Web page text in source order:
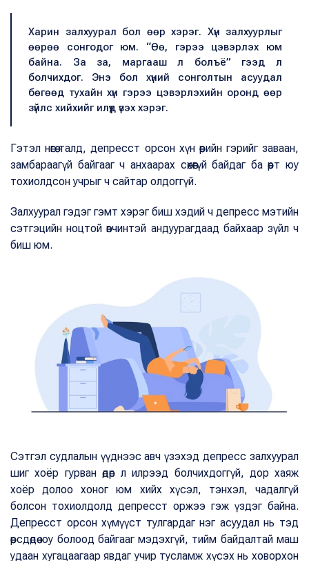
Харин залхуурал бол өөр хэрэг. Хүн залхуурлыг
өөрөө сонгодог юм. “Өө, гэрээ цэвэрлэх юм
байна. За за, маргааш л болъё” гээд л
болчихдог. Энэ бол хүний сонголтын асуудал
бөгөөд тухайн хүн гэрээ цэвэрлэхийн оронд өөр
зүйлс хийхийг илүүд үзэх хэрэг.
Гэтэл нөгөө талд, депресст орсон хүн өөрийн гэрийг заваан,
замбараагүй байгааг ч анхаарах сөхөөгүй байдаг ба өөрт юу
тохиолдсон учрыг ч сайтар олдоггүй.
Залхуурал гэдэг гэмт хэрэг биш хэдий ч депресс мэтийн
сэтгэцийн ноцтой өвчинтэй андуурагдаад байхаар зүйл ч
биш юм.
Сэтгэл судлалын үүднээс авч үзэхэд депресс залхуурал
шиг хоёр гурван өдөр л илрээд болчихдоггүй, дор хаяж
хоёр долоо хоног юм хийх хүсэл, тэнхэл, чадалгүй
болсон тохиолдолд депресст оржээ гэж үздэг байна.
Депресст орсон хүмүүст тулгардаг нэг асуудал нь тэд
өөрсдөдөө юу болоод байгааг мэдэхгүй, тийм байдалтай маш
удаан хугацаагаар явдаг учир тусламж хүсэх нь ховорхон